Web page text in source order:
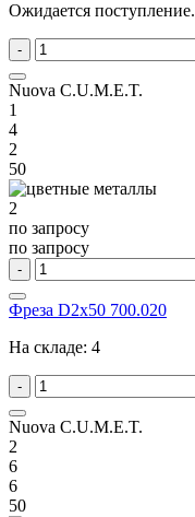
Ожидается поступление.
-
Nuova C.U.M.E.T.
1
4
2
50
2
по запросу
по запросу
-
Фреза D2x50 700.020
На складе: 4
-
Nuova C.U.M.E.T.
2
6
6
50